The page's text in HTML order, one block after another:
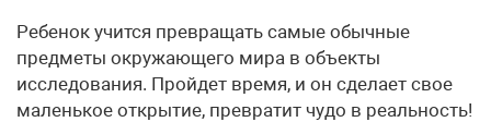
Ребенок учится превращать самые обычные
предметы окружающего мира в объекты
исследования. Пройдет время, и он сделает свое
маленькое открытие, превратит чудо в реальность!